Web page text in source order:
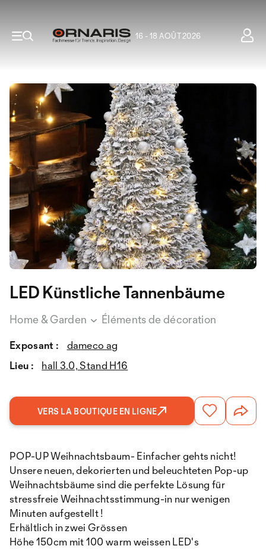
16 - 18 AOÛT 2026
LED Künstliche Tannenbäume
Home & Garden Éléments de décoration
Exposant :
dameco ag
Lieu :
hall 3.0, Stand H16
VERS LA BOUTIQUE EN LIGNE
POP-UP Weihnachtsbaum- Einfacher gehts nicht!
Unsere neuen, dekorierten und beleuchteten Pop-up
Weihnachtsbäume sind die perfekte Lösung für
stressfreie Weihnachtsstimmung-in nur wenigen
Minuten aufgestellt !
Erhältlich in zwei Grössen
Höhe 150cm mit 100 warm weissen LED's